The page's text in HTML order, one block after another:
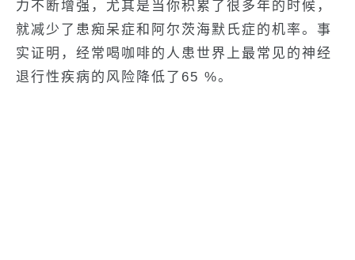
力不断增强，尤其是当你积累了很多年的时候，
就减少了患痴呆症和阿尔茨海默氏症的机率。事
实证明，经常喝咖啡的人患世界上最常见的神经
退行性疾病的风险降低了65 %。